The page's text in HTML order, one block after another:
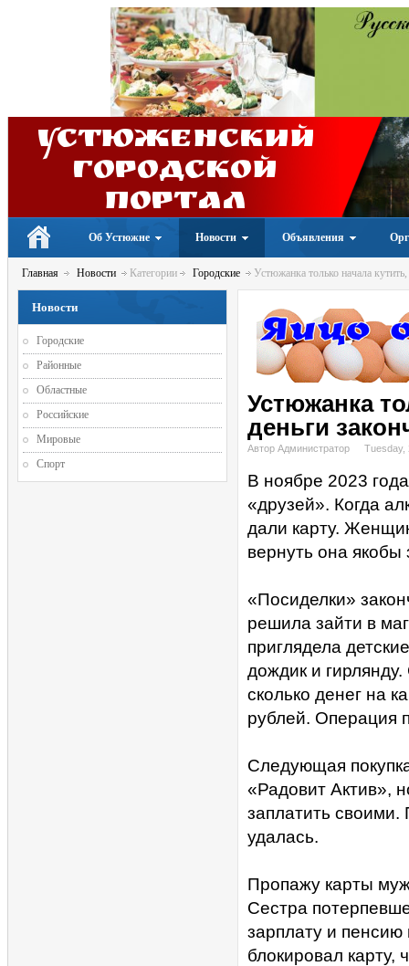
Устюженский
Городской
портал
Об Устюжне Новости Объявления
Главная Новости Категории Городские Устюжанка только начала
Устюжанка
деньги
Автор Администратор Tuesday,
В ноябре 2023
«друзей». Когда
дали карту.
вернуть она якобы
«Посиделки»
решила зайти в
приглядела
дождик и
сколько денег на
рублей. Операция
Следующая
«Радовит Актив»,
заплатить своими.
удалась.
Пропажу карты
Сестра
зарплату и пенсию
блокировал карту,
Новости
Городские
Районные
Областные
Российские
Мировые
Спорт